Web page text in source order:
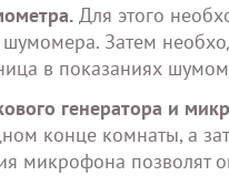
Для этого
шумомера. Затем
в показаниях
генератора и
конце комнаты, а
микрофона позволят